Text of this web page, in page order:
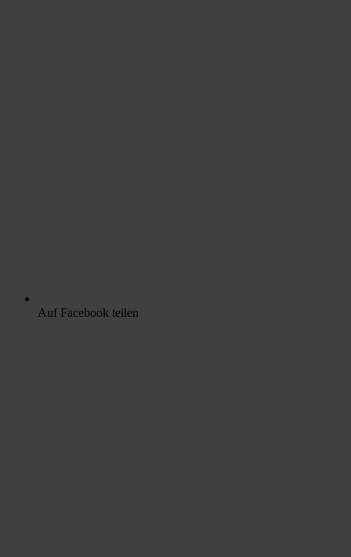
Auf Facebook teilen